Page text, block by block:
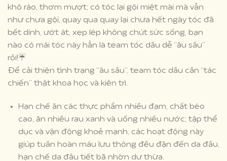
khô ráo, thơm mượt; có tóc lại gội miệt mài mà vẫn
như chưa gội, quay qua quay lại chưa hết ngày tóc đã
bết dính, ướt át, xẹp lép không chút sức sống, bạn
nào có mái tóc này hẳn là team tóc dầu dễ “âu sầu”
rồi!☔
Để cải thiện tình trạng “âu sầu”, team tóc dầu cần “tác
chiến” thật khoa học và kiên trì.
Hạn chế ăn các thực phẩm nhiều đạm, chất béo
cao, ăn nhiều rau xanh và uống nhiều nước; tập thể
dục và vận động khoẻ mạnh, các hoạt động này
giúp tuần hoàn máu lưu thông đều đặn đến da đầu,
hạn chế da đầu tiết bã nhờn dư thừa.